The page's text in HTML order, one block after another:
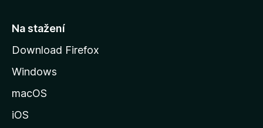
t
á
n
M
Na stažení
Download Firefox
Windows
macOS
iOS